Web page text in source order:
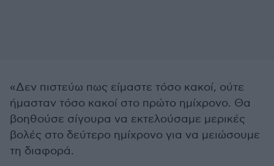
«Δεν πιστεύω πως είμαστε τόσο κακοί, ούτε
ήμασταν τόσο κακοί στο πρώτο ημίχρονο. Θα
βοηθούσε σίγουρα να εκτελούσαμε μερικές
βολές στο δεύτερο ημίχρονο για να μειώσουμε
τη διαφορά.